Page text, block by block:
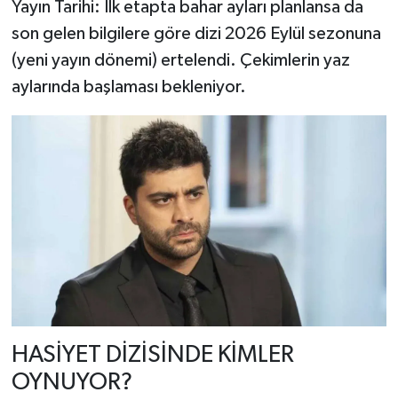
Yayın Tarihi: İlk etapta bahar ayları planlansa da
son gelen bilgilere göre dizi 2026 Eylül sezonuna
(yeni yayın dönemi) ertelendi. Çekimlerin yaz
aylarında başlaması bekleniyor.
HASİYET DİZİSİNDE KİMLER
OYNUYOR?